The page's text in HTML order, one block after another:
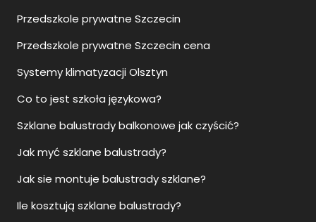
Przedszkole prywatne Szczecin
Przedszkole prywatne Szczecin cena
Systemy klimatyzacji Olsztyn
Co to jest szkoła językowa?
Szklane balustrady balkonowe jak czyścić?
Jak myć szklane balustrady?
Jak sie montuje balustrady szklane?
Ile kosztują szklane balustrady?